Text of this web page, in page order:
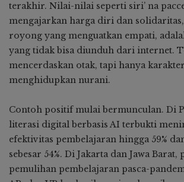
terakhir. Nilai-nilai seperti siri’ na
mengajarkan harga diri dan
royong yang menguatkan empati,
yang tidak bisa diunduh dari internet.
mencerdaskan otak, tapi hanya
menghidupkan nurani.
Contoh positif mulai bermunculan. Di
literasi digital berbasis AI terbukti
efektivitas pembelajaran hingga 59%
sebesar 54%. Di Jakarta dan Jawa
pemulihan pembelajaran pasca-